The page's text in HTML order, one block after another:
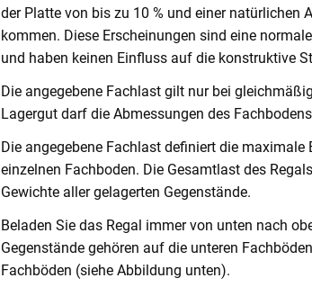
der Platte von bis zu 10 % und einer natürlichen
kommen. Diese Erscheinungen sind eine
und haben keinen Einfluss auf die konstruktive
Die angegebene Fachlast gilt nur bei
Lagergut darf die Abmessungen des
Die angegebene Fachlast definiert die maximale
einzelnen Fachboden. Die Gesamtlast des
Gewichte aller gelagerten Gegenstände.
Beladen Sie das Regal immer von unten nach
Gegenstände gehören auf die unteren
Fachböden (siehe Abbildung unten).